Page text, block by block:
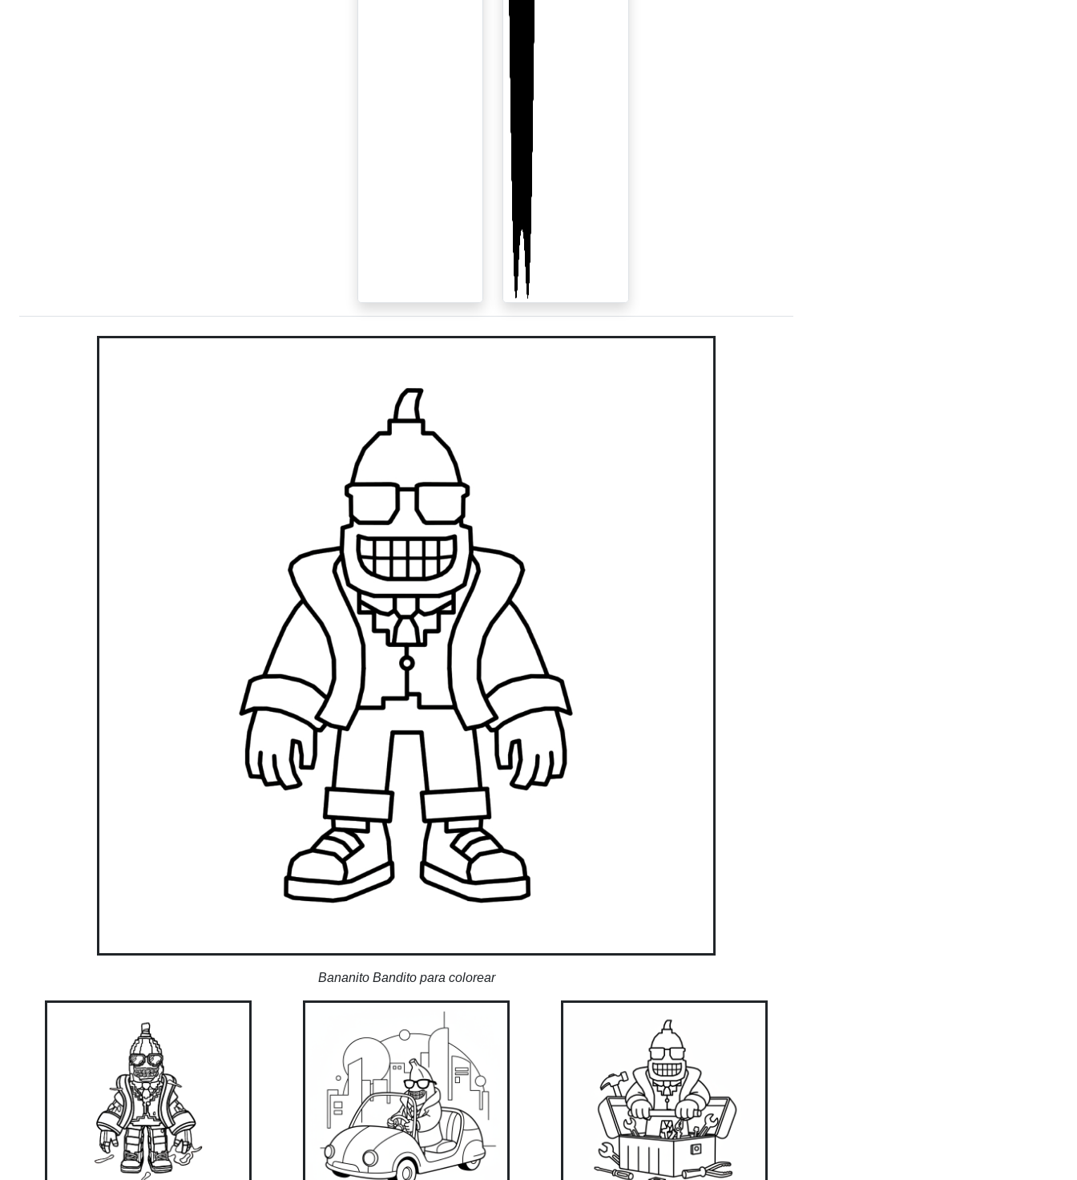
Bananito Bandito para colorear